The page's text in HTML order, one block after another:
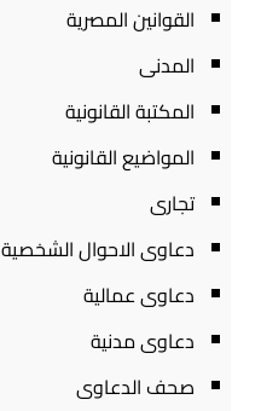
القوانين المصرية
المدنى
المكتبة القانونية
المواضيع القانونية
تجارى
دعاوى الاحوال الشخصية
دعاوى عمالية
دعاوى مدنية
صحف الدعاوى